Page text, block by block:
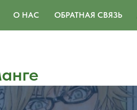
О НАС ОБРАТНАЯ СВЯЗЬ